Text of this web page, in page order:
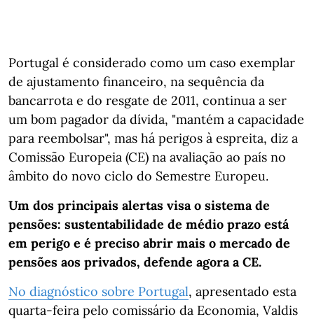
Portugal é considerado como um caso exemplar
de ajustamento financeiro, na sequência da
bancarrota e do resgate de 2011, continua a ser
um bom pagador da dívida, "mantém a capacidade
para reembolsar", mas há perigos à espreita, diz a
Comissão Europeia (CE) na avaliação ao país no
âmbito do novo ciclo do Semestre Europeu.
Um dos principais alertas visa o sistema de
pensões: sustentabilidade de médio prazo está
em perigo e é preciso abrir mais o mercado de
pensões aos privados, defende agora a CE.
No diagnóstico sobre Portugal, apresentado esta
quarta-feira pelo comissário da Economia, Valdis